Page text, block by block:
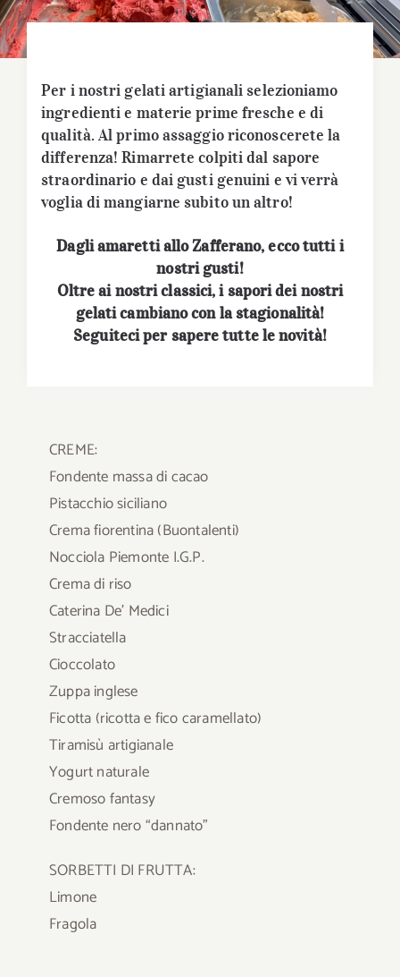
Per i nostri gelati artigianali selezioniamo
ingredienti e materie prime fresche e di
qualità. Al primo assaggio riconoscerete la
differenza! Rimarrete colpiti dal sapore
straordinario e dai gusti genuini e vi verrà
voglia di mangiarne subito un altro!
Dagli amaretti allo Zafferano, ecco tutti i
nostri gusti!
Oltre ai nostri classici, i sapori dei nostri
gelati cambiano con la stagionalità!
Seguiteci per sapere tutte le novità!
CREME:
Fondente massa di cacao
Pistacchio siciliano
Crema fiorentina (Buontalenti)
Nocciola Piemonte I.G.P.
Crema di riso
Caterina De’ Medici
Stracciatella
Cioccolato
Zuppa inglese
Ficotta (ricotta e fico caramellato)
Tiramisù artigianale
Yogurt naturale
Cremoso fantasy
Fondente nero “dannato”
SORBETTI DI FRUTTA:
Limone
Fragola